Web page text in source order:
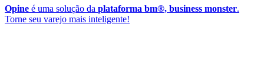
Opine é uma solução da plataforma bm®, business monster.
Torne seu varejo mais inteligente!